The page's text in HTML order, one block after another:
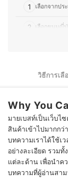
อาหา
ป
1 เลือกจากป
2 เลือกขนมญี่
10 ขนมญี่ปุ่น อร่อย
ขนมญี่ปุ่นเก็บได้นาน
คนแพ้กลูเตนหรือกิ
บทความที่เกี่ยวข้อ
วิธีการเลื
Why You
มายเบสท์เป็นเว็บ
สินค้าเข้าไปมากกว่
บทความเราได้ใช้เ
อย่างละเอียด รวม
แต่ละด้าน เพื่อนำค
บทความที่ผู้อ่านสาม